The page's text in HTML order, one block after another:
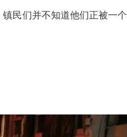
民们并不知道他们正被一个